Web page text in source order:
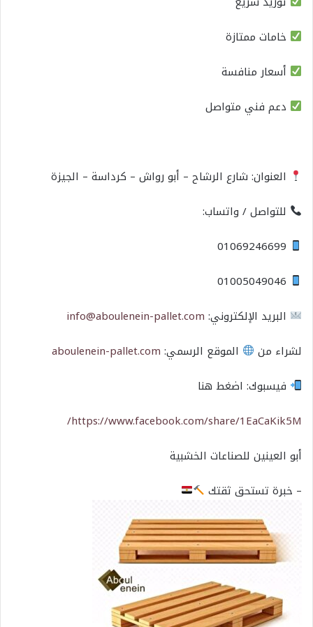
خامات ممتازة
أسعار منافسة
دعم فني متواصل
العنوان: شارع الرشاح – أبو رواش – كرداسة – الجيزة
للتواصل / واتساب:
البريد الإلكتروني: info@aboulenein-pallet.com
لشراء من
الموقع الرسمي: aboulenein-pallet.com
فيسبوك: اضغط هنا
https://www.facebook.com/share/1EaCaKik5M/
أبو العينين للصناعات الخشبية
– خبرة تستحق ثقتك